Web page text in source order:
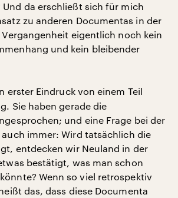
Und da erschließt sich für mich
zu anderen Documentas in der
eigentlich noch kein
und kein bleibender
erster Eindruck von einem Teil
Sie haben gerade die
und eine Frage bei der
immer: Wird tatsächlich die
entdecken wir Neuland in der
bestätigt, was man schon
Wenn so viel retrospektiv
das, dass diese Documenta